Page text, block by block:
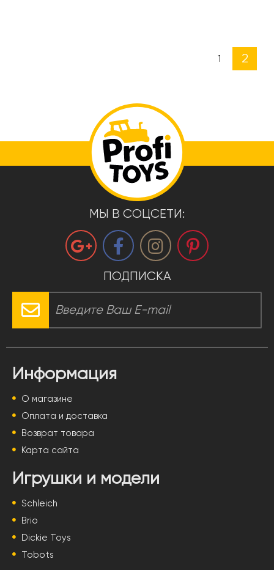
1 2
МЫ В СОЦСЕТИ:
ПОДПИСКА
Информация
О магазине
Оплата и доставка
Возврат товара
Карта сайта
Игрушки и модели
Schleich
Brio
Dickie Toys
Tobots